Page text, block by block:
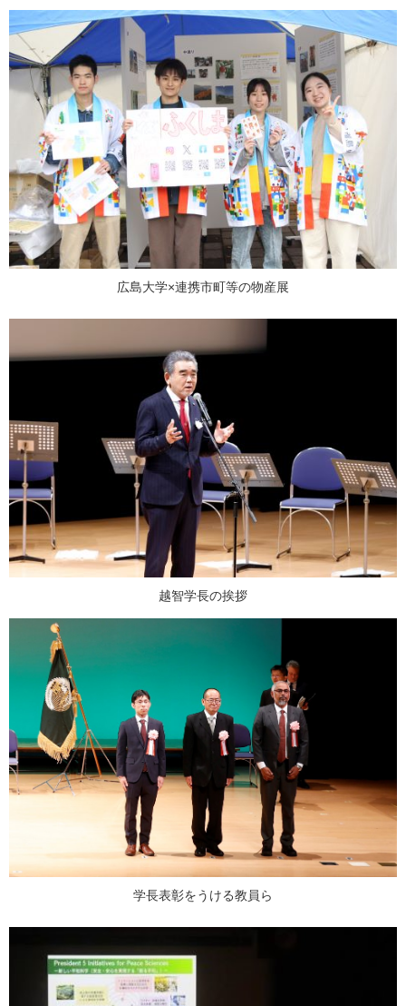
広島大学×連携市町等の物産展
越智学長の挨拶
学長表彰をうける教員ら